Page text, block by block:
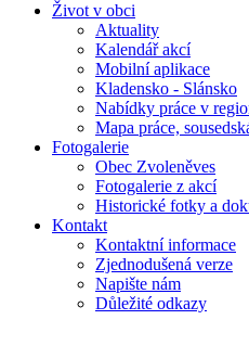
Život v obci
Aktuality
Kalendář akcí
Mobilní aplikace
Kladensko - Slánsko
Nabídky práce v
Mapa práce,
Fotogalerie
Obec Zvoleněves
Fotogalerie z akcí
Historické fotky a
Kontakt
Kontaktní informace
Zjednodušená verze
Napište nám
Důležité odkazy